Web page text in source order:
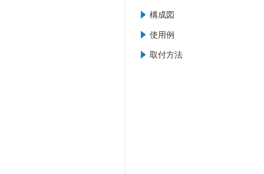
構成図
使用例
取付方法